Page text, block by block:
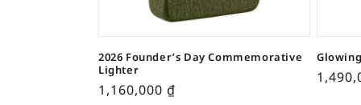
2026 Founder’s Day Commemorative
Lighter
1,160,000 ₫